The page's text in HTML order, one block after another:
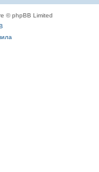
© phpBB Limited